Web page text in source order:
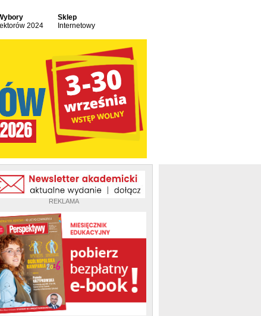
2024
Sklep
Internetowy
REKLAMA